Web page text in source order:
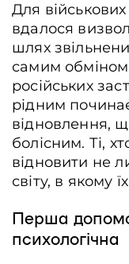
Для військових
вдалося
шлях
самим
російських
рідним
відновлення,
болісним. Ті,
відновити не
світу, в якому
Перша
психологічна